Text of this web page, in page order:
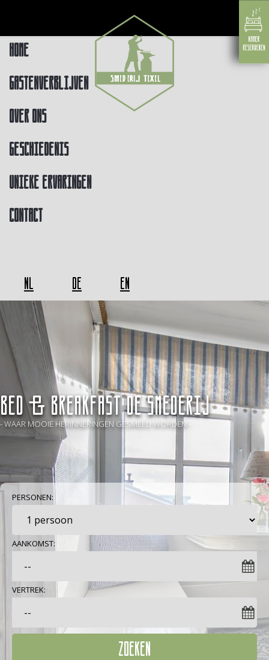
Home
Gastenverblijven
Over ons
Geschiedenis
Unieke ervaringen
Contact
NL DE EN
BED & BREAKFAST De Smederij
- WAAR MOOIE HERINNERINGEN GESMEED WORDEN -
PERSONEN:
AANKOMST:
VERTREK:
ZOEKEN